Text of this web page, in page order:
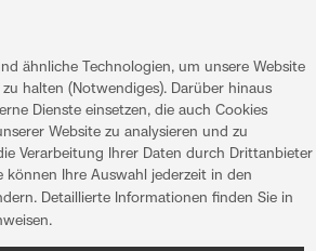
ähnliche Technologien, um unsere Website
halten (Notwendiges). Darüber hinaus
Dienste einsetzen, die auch Cookies
Website zu analysieren und zu
Verarbeitung Ihrer Daten durch Drittanbieter
können Ihre Auswahl jederzeit in den
Detaillierte Informationen finden Sie in
.